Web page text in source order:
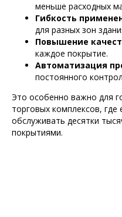
меньше расходных
Гибкость
для разных зон
Повышение
каждое покрытие.
Автоматизация
постоянного
Это особенно важно для
торговых комплексов,
обслуживать десятки
покрытиями.